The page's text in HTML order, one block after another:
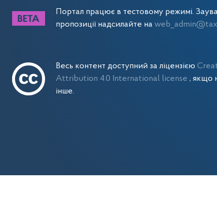
Портал працює в тестовому режимі.
пропозиції надсилайте на
Весь контент доступний за ліцензією
Attribution 4.0 International license , якщо
інше.